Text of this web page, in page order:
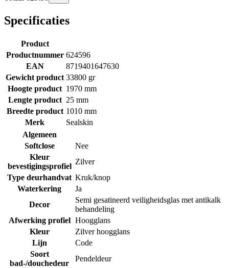
Specificaties
Product
Productnummer 624596
EAN
8719401647630
Gewicht product 33800 gr
Hoogte product 1970 mm
Lengte product 25 mm
Breedte product 1010 mm
Merk
Sealskin
Algemeen
Softclose
Nee
Kleur
bevestigingsprofiel
Zilver
Type deurhandvat Kruk/knop
Waterkering
Ja
Decor
Semi gesatineerd veiligheidsglas met antikalk
behandeling
Afwerking profiel Hoogglans
Kleur
Zilver hoogglans
Lijn
Code
Soort
bad-/douchedeur
Pendeldeur